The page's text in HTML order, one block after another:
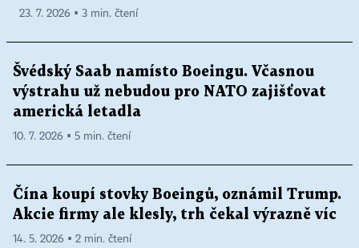
23. 7. 2026 ▪ 3 min. čtení
Švédský Saab namísto Boeingu. Včasnou
výstrahu už nebudou pro NATO zajišťovat
americká letadla
10. 7. 2026 ▪ 5 min. čtení
Čína koupí stovky Boeingů, oznámil Trump.
Akcie firmy ale klesly, trh čekal výrazně víc
14. 5. 2026 ▪ 2 min. čtení